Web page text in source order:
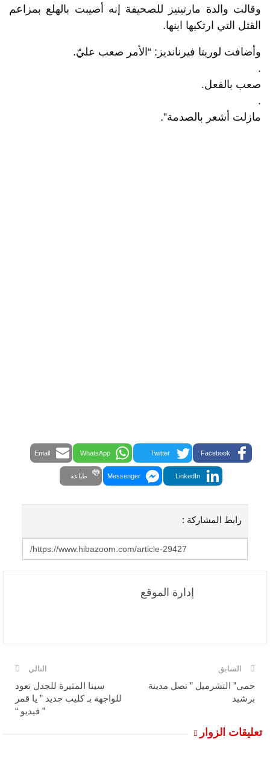
وقالت والدة مارتينيز للصحيفة إنه أصيبت بالهلع بمزاعم
القتل التي ارتكبها ابنها.
وأضافت لوريتا فيرنانديز: “الأمر صعب عليّ.
.
صعب بالفعل.
.
مازلت أشعر بالصدمة”.
Facebook
Twitter
WhatsApp
Email
LinkedIn
Messenger طباعة
رابط المشاركة :
إدارة الموقع
السابق
حمى” التشرميل ” تصل مدينة
برشيد
التالي
سينا المثيرة للجدل تعود
للواجهة بـ كليب جديد ” يا قمر
” فيديو “
تعليقات الزوار